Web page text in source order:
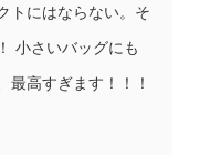
トにはならない。そ
小さいバッグにも
最高すぎます！！！